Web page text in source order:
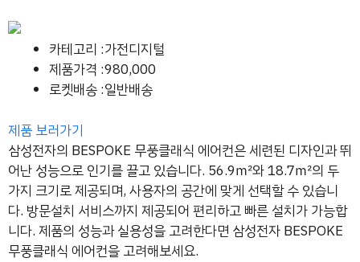
카테고리 :가전디지털
제품가격 :980,000
로켓배송 :일반배송
제품 보러가기
삼성전자의 BESPOKE 무풍클래식 에어컨은 세련된 디자인과 뛰
어난 성능으로 인기를 끌고 있습니다. 56.9㎡와 18.7㎡의 두
가지 크기로 제공되며, 사용자의 공간에 맞게 선택할 수 있습니
다. 방문설치 서비스까지 제공되어 편리하고 빠른 설치가 가능합
니다. 제품의 성능과 실용성을 고려한다면 삼성전자 BESPOKE
무풍클래식 에어컨을 고려해보세요.